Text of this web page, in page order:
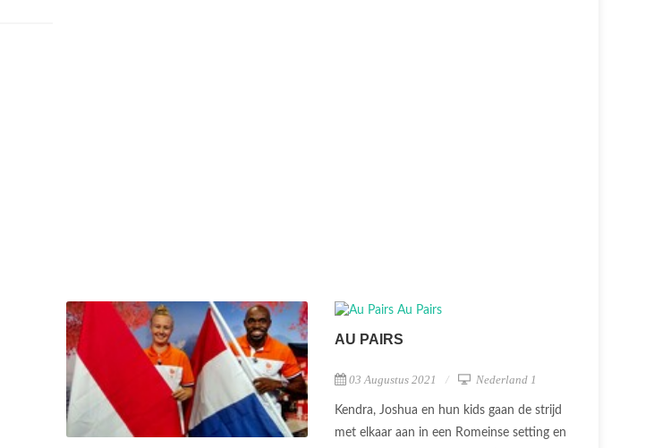
AU PAIRS
03 Augustus 2021 Nederland 1
Kendra, Joshua en hun kids gaan de strijd
met elkaar aan in een Romeinse setting en